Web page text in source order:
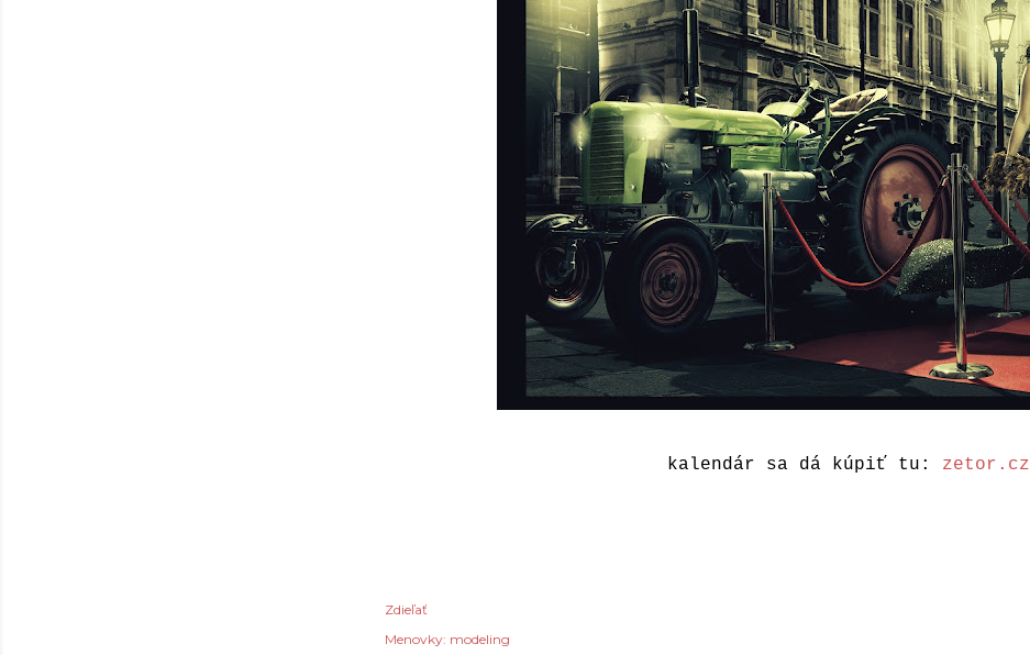
kalendár sa dá kúpiť tu: zetor.cz
Zdieľať
Menovky: modeling